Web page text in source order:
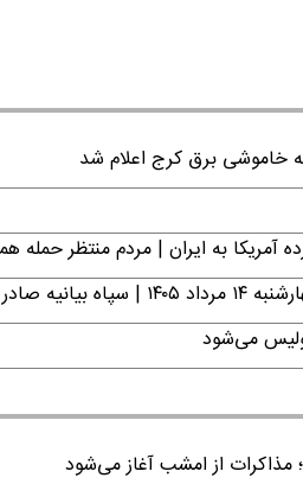
به ایران | مردم منتظر حمله
کرد
می‌شود
مذاکرات از امشب آغاز می‌شود